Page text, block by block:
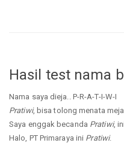
Hasil test nama
Nama saya dieja.. P-R-A-T-I-W-I
Pratiwi, bisa tolong menata
Saya enggak becanda Pratiwi,
Halo, PT Primaraya ini Pratiwi.